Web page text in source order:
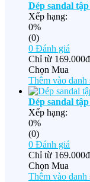
Dép sandal
Xếp hạng:
0%
(0)
0 Đánh giá
Chỉ từ 169.000đ
Chọn Mua
Thêm vào danh
Dép sandal
Xếp hạng:
0%
(0)
0 Đánh giá
Chỉ từ 169.000đ
Chọn Mua
Thêm vào danh